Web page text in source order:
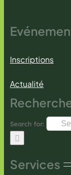
Inscriptions
Actualité
Search for:
Services